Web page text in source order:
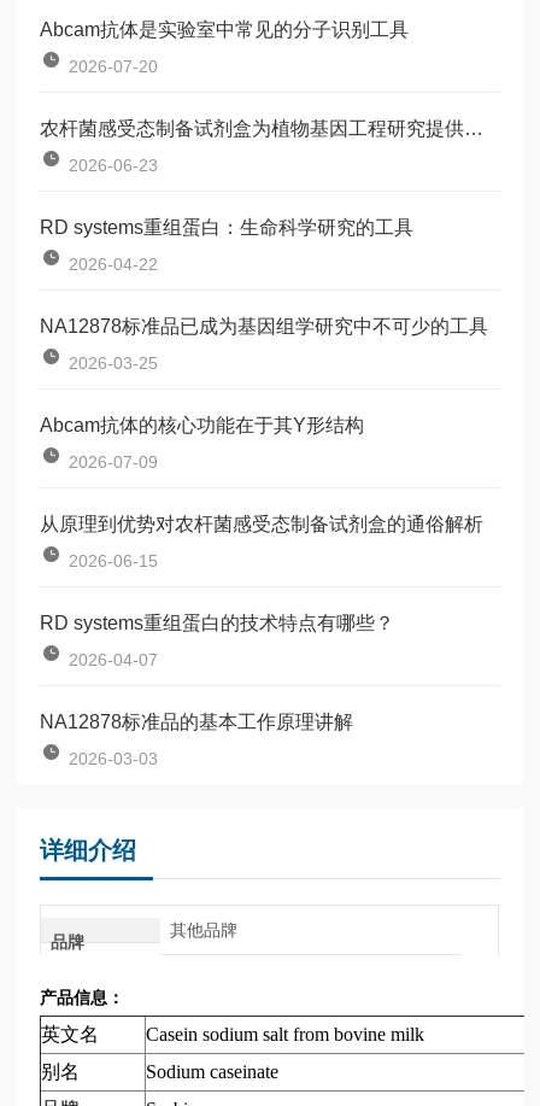
Abcam抗体是实验室中常见的分子识别工具
2026-07-20
农杆菌感受态制备试剂盒为植物基因工程研究提供了一种标准化工具
2026-06-23
RD systems重组蛋白：生命科学研究的工具
2026-04-22
NA12878标准品已成为基因组学研究中不可少的工具
2026-03-25
Abcam抗体的核心功能在于其Y形结构
2026-07-09
从原理到优势对农杆菌感受态制备试剂盒的通俗解析
2026-06-15
RD systems重组蛋白的技术特点有哪些？
2026-04-07
NA12878标准品的基本工作原理讲解
2026-03-03
详细介绍
品牌
其他品牌
产品信息：
英文名
Casein sodium salt from bovine milk
别名
Sodium caseinate